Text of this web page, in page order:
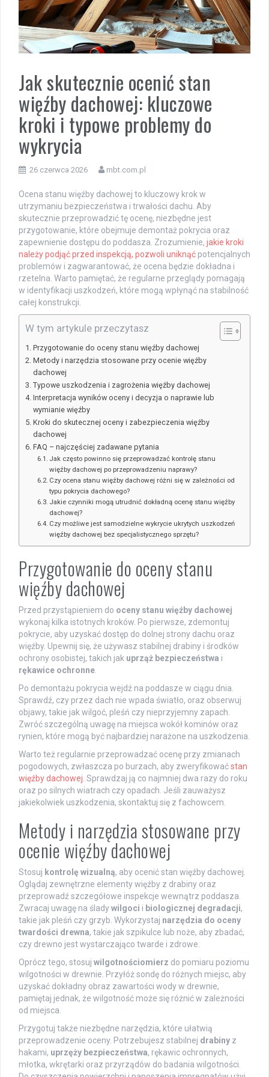
Jak skutecznie ocenić stan
więźby dachowej: kluczowe
kroki i typowe problemy do
wykrycia
26 czerwca 2026 mbt.com.pl
Ocena stanu więźby dachowej to kluczowy krok w
utrzymaniu bezpieczeństwa i trwałości dachu. Aby
skutecznie przeprowadzić tę ocenę, niezbędne jest
przygotowanie, które obejmuje demontaż pokrycia oraz
zapewnienie dostępu do poddasza. Zrozumienie, jakie kroki
należy podjąć przed inspekcją, pozwoli uniknąć potencjalnych
problemów i zagwarantować, że ocena będzie dokładna i
rzetelna. Warto pamiętać, że regularne przeglądy pomagają
w identyfikacji uszkodzeń, które mogą wpłynąć na stabilność
całej konstrukcji.
W tym artykule przeczytasz
Przygotowanie do oceny stanu więźby dachowej
Metody i narzędzia stosowane przy ocenie więźby
dachowej
Typowe uszkodzenia i zagrożenia więźby dachowej
Interpretacja wyników oceny i decyzja o naprawie lub
wymianie więźby
Kroki do skutecznej oceny i zabezpieczenia więźby
dachowej
FAQ – najczęściej zadawane pytania
Jak często powinno się przeprowadzać kontrolę stanu
więźby dachowej po przeprowadzeniu naprawy?
Czy ocena stanu więźby dachowej różni się w zależności od
typu pokrycia dachowego?
Jakie czynniki mogą utrudnić dokładną ocenę stanu więźby
dachowej?
Czy możliwe jest samodzielne wykrycie ukrytych uszkodzeń
więźby dachowej bez specjalistycznego sprzętu?
Przygotowanie do oceny stanu
więźby dachowej
Przed przystąpieniem do oceny stanu więźby dachowej
wykonaj kilka istotnych kroków. Po pierwsze, zdemontuj
pokrycie, aby uzyskać dostęp do dolnej strony dachu oraz
więźby. Upewnij się, że używasz stabilnej drabiny i środków
ochrony osobistej, takich jak uprząż bezpieczeństwa i
rękawice ochronne.
Po demontażu pokrycia wejdź na poddasze w ciągu dnia.
Sprawdź, czy przez dach nie wpada światło, oraz obserwuj
objawy, takie jak wilgoć, pleśń czy nieprzyjemny zapach.
Zwróć szczególną uwagę na miejsca wokół kominów oraz
rynien, które mogą być najbardziej narażone na uszkodzenia.
Warto też regularnie przeprowadzać ocenę przy zmianach
pogodowych, zwłaszcza po burzach, aby zweryfikowaćstan
więźby dachowej. Sprawdzaj ją co najmniej dwa razy do roku
oraz po silnych wiatrach czy opadach. Jeśli zauważysz
jakiekolwiek uszkodzenia, skontaktuj się z fachowcem.
Metody i narzędzia stosowane przy
ocenie więźby dachowej
Stosuj kontrolę wizualną, aby ocenić stan więźby dachowej.
Oglądaj zewnętrzne elementy więźby z drabiny oraz
przeprowadź szczegółowe inspekcje wewnątrz poddasza.
Zwracaj uwagę na śladywilgoci i biologicznej degradacji,
takie jak pleśń czy grzyb. Wykorzystaj narzędzia do oceny
twardości drewna, takie jak szpikulce lub noże, aby zbadać,
czy drewno jest wystarczająco twarde i zdrowe.
Oprócz tego, stosuj wilgotnościomierz do pomiaru poziomu
wilgotności w drewnie. Przyłóż sondę do różnych miejsc, aby
uzyskać dokładny obraz zawartości wody w drewnie,
pamiętaj jednak, że wilgotność może się różnić w zależności
od miejsca.
Przygotuj także niezbędne narzędzia, które ułatwią
przeprowadzenie oceny. Potrzebujesz stabilnej drabiny z
hakami, uprzęży bezpieczeństwa, rękawic ochronnych,
młotka, wkrętarki oraz przyrządów do badania wilgotności.